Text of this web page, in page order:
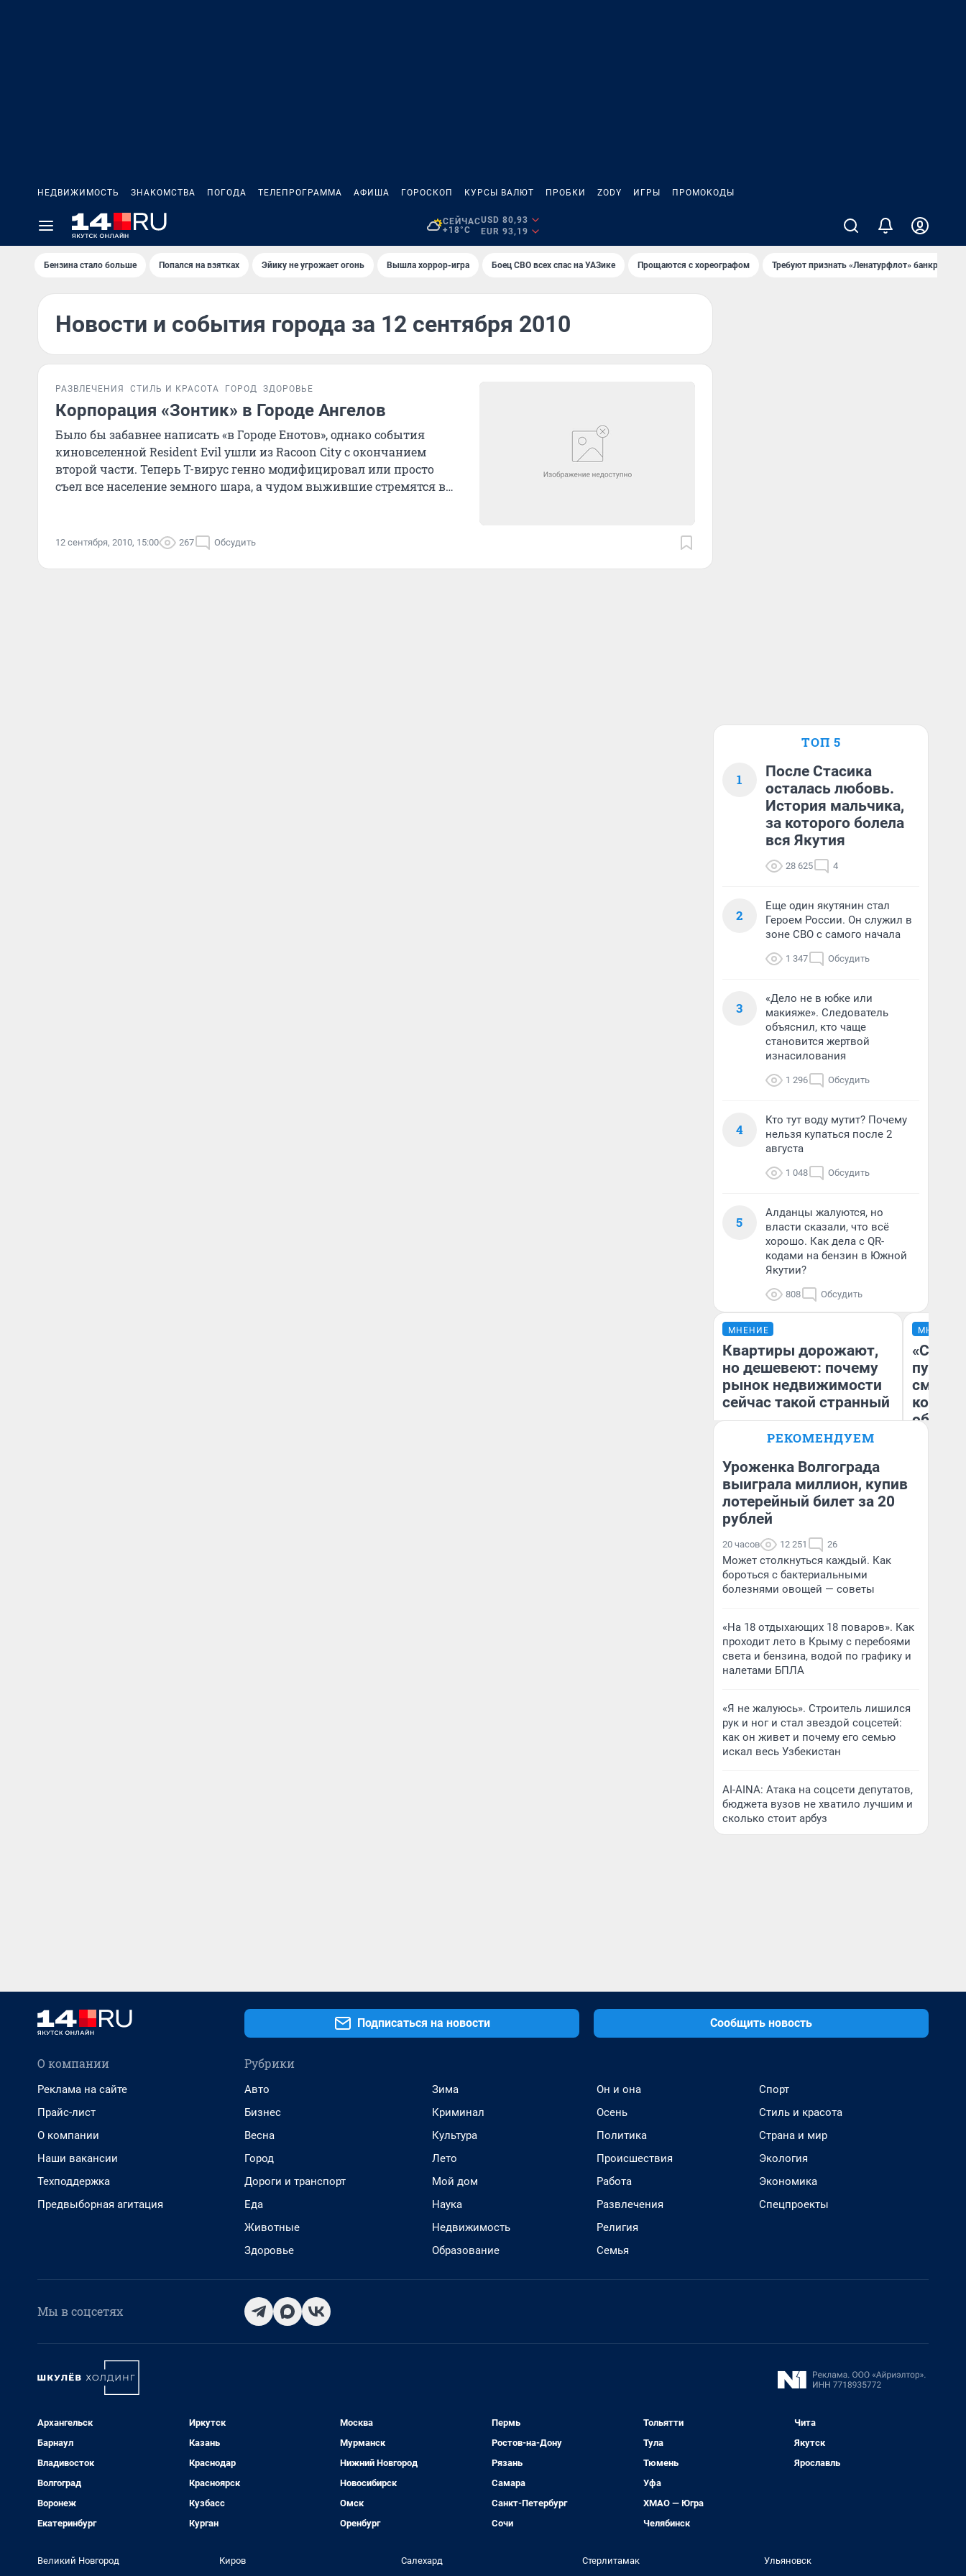
НЕДВИЖИМОСТЬ ЗНАКОМСТВА ПОГОДА ТЕЛЕПРОГРАММА АФИША ГОРОСКОП КУРСЫ ВАЛЮТ ПРОБКИ ZODY ИГРЫ ПРОМОКОДЫ
СЕЙЧАС
+18°C
USD 80,93
EUR 93,19
Бензина стало больше Попался на взятках Эйику не угрожает огонь Вышла хоррор-игра Боец СВО всех спас на УАЗике Прощаются с хореографом Требуют признать «Ленатурфлот» банкротом
Новости и события города за 12 сентября 2010
РАЗВЛЕЧЕНИЯ СТИЛЬ И КРАСОТА ГОРОД ЗДОРОВЬЕ
Корпорация «Зонтик» в Городе Ангелов
Было бы забавнее написать «в Городе Енотов», однако события
киновселенной Resident Evil ушли из Racoon City с окончанием
второй части. Теперь Т-вирус генно модифицировал или просто
съел все население земного шара, а чудом выжившие стремятся в
12 сентября, 2010, 15:00 267 Обсудить
ТОП 5
1
После Стасика
осталась любовь.
История мальчика,
за которого болела
вся Якутия
28 625 4
2
Еще один якутянин стал
Героем России. Он служил в
зоне СВО с самого начала
1 347 Обсудить
3
«Дело не в юбке или
макияже». Следователь
объяснил, кто чаще
становится жертвой
изнасилования
1 296 Обсудить
4
Кто тут воду мутит? Почему
нельзя купаться после 2
августа
1 048 Обсудить
5
Алданцы жалуются, но
власти сказали, что всё
хорошо. Как дела с QR-
кодами на бензин в Южной
Якутии?
808 Обсудить
МНЕНИЕ
Квартиры дорожают,
но дешевеют: почему
рынок недвижимости
сейчас такой странный
Екатерина Торопова
директор агентства
недвижимости
МНЕНИЕ
РЕКОМЕНДУЕМ
Уроженка Волгограда
выиграла миллион, купив
лотерейный билет за 20
рублей
20 часов 12 251 26
Может столкнуться каждый. Как
бороться с бактериальными
болезнями овощей — советы
«На 18 отдыхающих 18 поваров». Как
проходит лето в Крыму с перебоями
света и бензина, водой по графику и
налетами БПЛА
«Я не жалуюсь». Строитель лишился
рук и ног и стал звездой соцсетей:
как он живет и почему его семью
искал весь Узбекистан
AI-AINA: Атака на соцсети депутатов,
бюджета вузов не хватило лучшим и
сколько стоит арбуз
Подписаться на новости Сообщить новость
О компании
Реклама на сайте
Прайс-лист
О компании
Наши вакансии
Техподдержка
Предвыборная агитация
Рубрики
Авто
Бизнес
Весна
Город
Дороги и транспорт
Еда
Животные
Здоровье
Зима
Криминал
Культура
Лето
Мой дом
Наука
Недвижимость
Образование
Он и она
Осень
Политика
Происшествия
Работа
Развлечения
Религия
Семья
Спорт
Стиль и красота
Страна и мир
Экология
Экономика
Спецпроекты
Мы в соцсетях
Архангельск
Барнаул
Владивосток
Волгоград
Воронеж
Екатеринбург
Иркутск
Казань
Краснодар
Красноярск
Кузбасс
Курган
Москва
Мурманск
Нижний Новгород
Новосибирск
Омск
Оренбург
Пермь
Ростов-на-Дону
Рязань
Самара
Санкт-Петербург
Сочи
Тольятти
Тула
Тюмень
Уфа
ХМАО — Югра
Челябинск
Чита
Якутск
Ярославль
Великий Новгород
Киров
Салехард
Стерлитамак
Ульяновск